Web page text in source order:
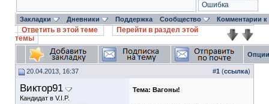
Ошибка
Закладки Дневники Поддержка Сообщество Комментарии
Ответить в этой теме
Перейти в раздел этой
темы
20.04.2013, 16:37 #1 (ссылка)
Виктор91
Кандидат в V.I.P.
Тема: Вагоны!